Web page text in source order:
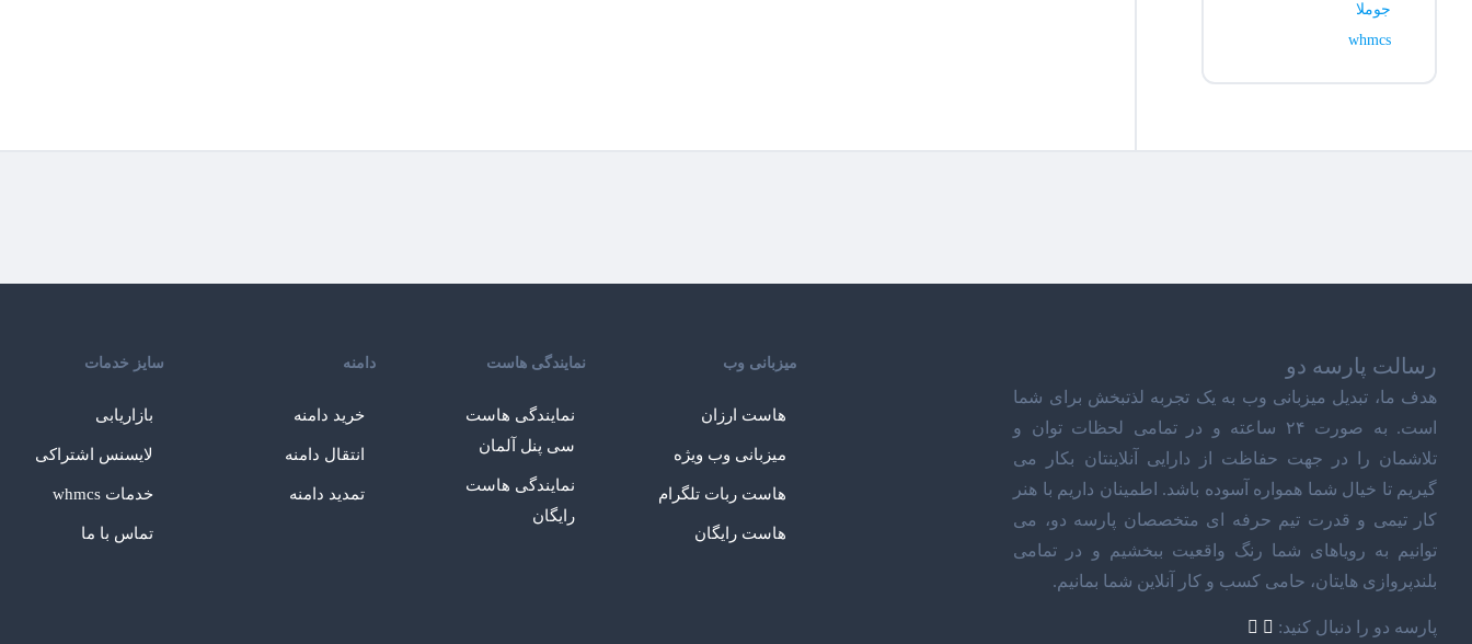
جوملا
whmcs
رسالت پارسه دو
هدف ما، تبدیل میزبانی وب به یک تجربه لذتبخش برای شما
است. به صورت ۲۴ ساعته و در تمامی لحظات توان و
تلاشمان را در جهت حفاظت از دارایی آنلاینتان بکار می
گیریم تا خیال شما همواره آسوده باشد. اطمینان داریم با هنر
کار تیمی و قدرت تیم حرفه ای متخصصان پارسه دو، می
توانیم به رویاهای شما رنگ واقعیت ببخشیم و در تمامی
بلندپروازی هایتان، حامی کسب و کار آنلاین شما بمانیم.
پارسه دو را دنبال کنید:
میزبانی وب
هاست ارزان
میزبانی وب ویژه
هاست ربات تلگرام
هاست رایگان
نمایندگی هاست
نمایندگی هاست
سی پنل آلمان
نمایندگی هاست
رایگان
دامنه
خرید دامنه
انتقال دامنه
تمدید دامنه
سایز خدمات
بازاریابی
لایسنس اشتراکی
خدمات whmcs
تماس با ما